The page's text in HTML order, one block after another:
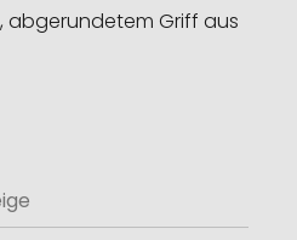
abgerundetem Griff aus